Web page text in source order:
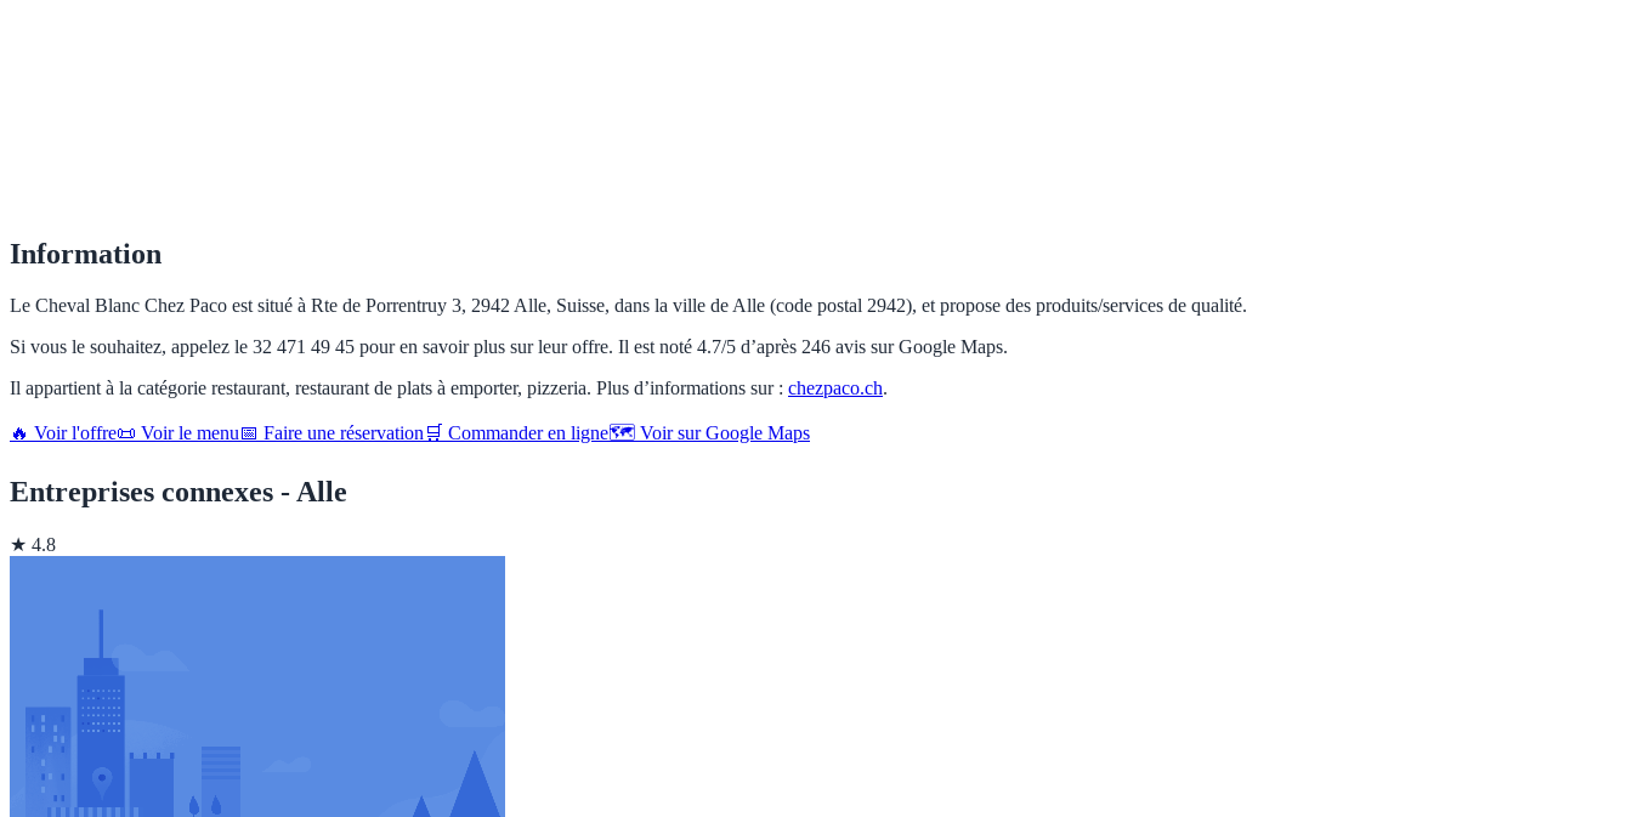
Information
Le Cheval Blanc Chez Paco est situé à Rte de Porrentruy 3, 2942 Alle, Suisse, dans la ville de Alle (code postal 2942), et propose des produits/services de qualité.
Si vous le souhaitez, appelez le 32 471 49 45 pour en savoir plus sur leur offre. Il est noté 4.7/5 d’après 246 avis sur Google Maps.
Il appartient à la catégorie restaurant, restaurant de plats à emporter, pizzeria. Plus d’informations sur : chezpaco.ch.
🔥 Voir l'offre📜 Voir le menu📅 Faire une réservation 🛒 Commander en ligne🗺️ Voir sur Google Maps
Entreprises connexes - Alle
★ 4.8